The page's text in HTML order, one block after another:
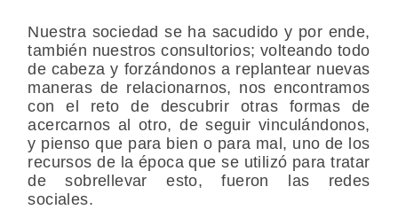
Nuestra sociedad se ha sacudido y por ende,
también nuestros consultorios; volteando todo
de cabeza y forzándonos a replantear nuevas
maneras de relacionarnos, nos encontramos
con el reto de descubrir otras formas de
acercarnos al otro, de seguir vinculándonos,
y pienso que para bien o para mal, uno de los
recursos de la época que se utilizó para tratar
de sobrellevar esto, fueron las redes
sociales.